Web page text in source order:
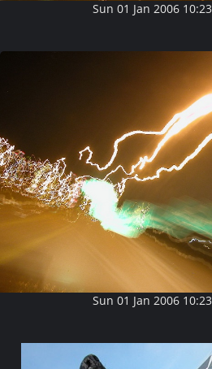
Sun 01 Jan 2006
Sun 01 Jan 2006